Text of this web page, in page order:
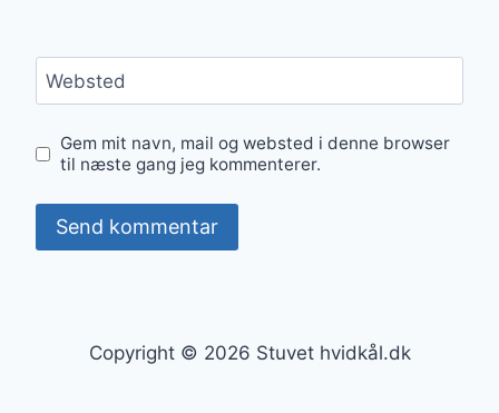
Websted
Gem mit navn, mail og websted i denne browser
til næste gang jeg kommenterer.
Copyright © 2026 Stuvet hvidkål.dk